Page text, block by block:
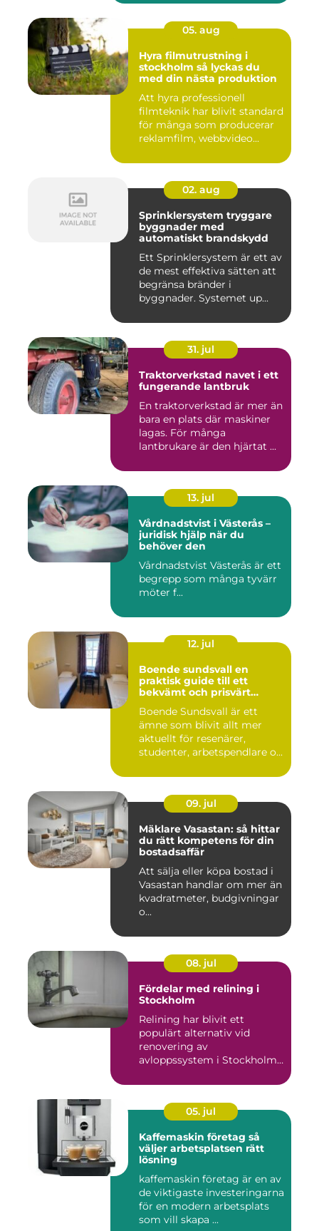
05. aug
Hyra filmutrustning i
stockholm så lyckas du
med din nästa produktion
Att hyra professionell
filmteknik har blivit standard
för många som producerar
reklamfilm, webbvideo...
02. aug
Sprinklersystem tryggare
byggnader med
automatiskt brandskydd
Ett Sprinklersystem är ett av
de mest effektiva sätten att
begränsa bränder i
byggnader. Systemet up...
31. jul
Traktorverkstad navet i ett
fungerande lantbruk
En traktorverkstad är mer än
bara en plats där maskiner
lagas. För många
lantbrukare är den hjärtat ...
13. jul
Vårdnadstvist i Västerås –
juridisk hjälp när du
behöver den
Vårdnadstvist Västerås är ett
begrepp som många tyvärr
möter f...
12. jul
Boende sundsvall en
praktisk guide till ett
bekvämt och prisvärt
Boende Sundsvall är ett
ämne som blivit allt mer
aktuellt för resenärer,
studenter, arbetspendlare o...
09. jul
Mäklare Vasastan: så hittar
du rätt kompetens för din
bostadsaffär
Att sälja eller köpa bostad i
Vasastan handlar om mer än
kvadratmeter, budgivningar
o...
08. jul
Fördelar med relining i
Stockholm
Relining har blivit ett
populärt alternativ vid
renovering av
avloppssystem i Stockholm.
05. jul
Kaffemaskin företag så
väljer arbetsplatsen rätt
lösning
kaffemaskin företag är en av
de viktigaste investeringarna
för en modern arbetsplats
som vill skapa ...